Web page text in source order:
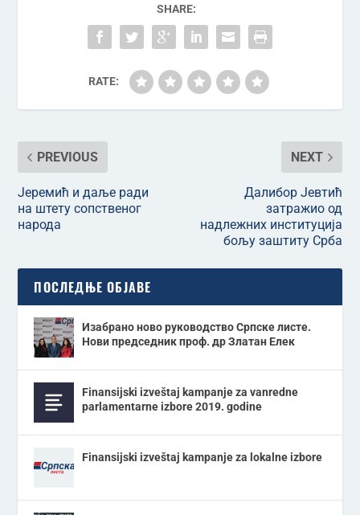
SHARE:
RATE:
PREVIOUS
Јеремић и даље ради
на штету сопственог
народа
NEXT
Далибор Јевтић
затражио од
надлежних институција
бољу заштиту Срба
ПОСЛЕДЊЕ ОБЈАВЕ
Изабрано ново руководство Српске листе.
Нови председник проф. др Златан Елек
Finansijski izveštaj kampanje za vanredne
parlamentarne izbore 2019. godine
Finansijski izveštaj kampanje za lokalne izbore